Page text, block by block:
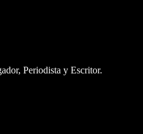
Periodista y Escritor.